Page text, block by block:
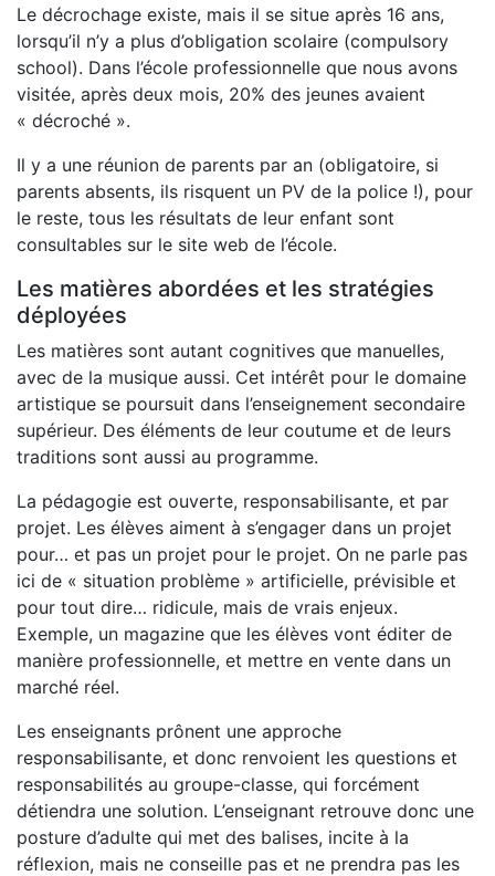
Le décrochage existe, mais il se situe après 16 ans,
lorsqu’il n’y a plus d’obligation scolaire (compulsory
school). Dans l’école professionnelle que nous avons
visitée, après deux mois, 20% des jeunes avaient
« décroché ».
Il y a une réunion de parents par an (obligatoire, si
parents absents, ils risquent un PV de la police !), pour
le reste, tous les résultats de leur enfant sont
consultables sur le site web de l’école.
Les matières abordées et les stratégies
déployées
Les matières sont autant cognitives que manuelles,
avec de la musique aussi. Cet intérêt pour le domaine
artistique se poursuit dans l’enseignement secondaire
supérieur. Des éléments de leur coutume et de leurs
traditions sont aussi au programme.
La pédagogie est ouverte, responsabilisante, et par
projet. Les élèves aiment à s’engager dans un projet
pour… et pas un projet pour le projet. On ne parle pas
ici de « situation problème » artificielle, prévisible et
pour tout dire… ridicule, mais de vrais enjeux.
Exemple, un magazine que les élèves vont éditer de
manière professionnelle, et mettre en vente dans un
marché réel.
Les enseignants prônent une approche
responsabilisante, et donc renvoient les questions et
responsabilités au groupe-classe, qui forcément
détiendra une solution. L’enseignant retrouve donc une
posture d’adulte qui met des balises, incite à la
réflexion, mais ne conseille pas et ne prendra pas les